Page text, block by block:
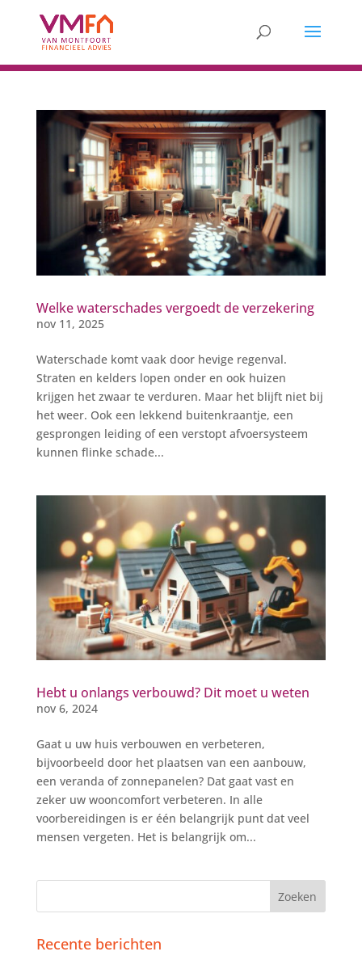
Welke waterschades vergoedt de verzekering
nov 11, 2025
Waterschade komt vaak door hevige regenval.
Straten en kelders lopen onder en ook huizen
krijgen het zwaar te verduren. Maar het blijft niet bij
het weer. Ook een lekkend buitenkraantje, een
gesprongen leiding of een verstopt afvoersysteem
kunnen flinke schade...
Hebt u onlangs verbouwd? Dit moet u weten
nov 6, 2024
Gaat u uw huis verbouwen en verbeteren,
bijvoorbeeld door het plaatsen van een aanbouw,
een veranda of zonnepanelen? Dat gaat vast en
zeker uw wooncomfort verbeteren. In alle
voorbereidingen is er één belangrijk punt dat veel
mensen vergeten. Het is belangrijk om...
Recente berichten